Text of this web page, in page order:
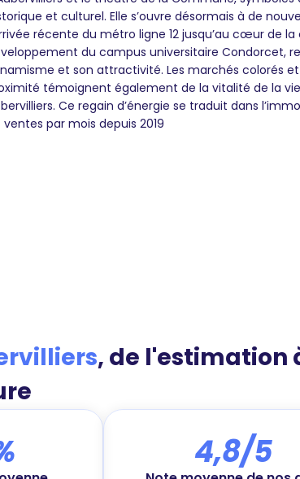
et culturel. Elle s’ouvre désormais à de
récente du métro ligne 12 jusqu’au cœur de
du campus universitaire Condorcet,
et son attractivité. Les marchés colorés
témoignent également de la vitalité de la
Ce regain d’énergie se traduit dans
ventes par mois depuis 2019
, de l'estimation
4,8/5